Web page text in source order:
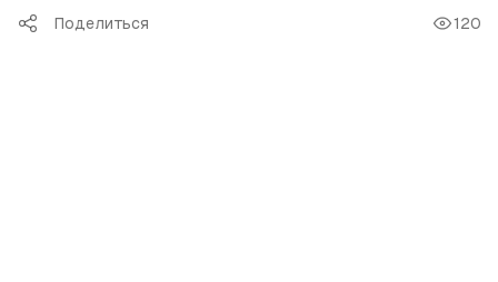
Поделиться 120